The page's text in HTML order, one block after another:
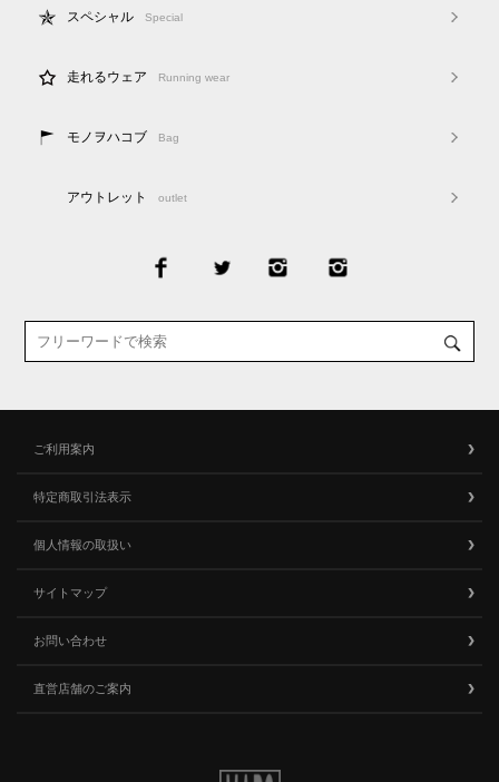
スペシャル Special
走れるウェア Running wear
モノヲハコブ Bag
アウトレット outlet
ご利用案内
特定商取引法表示
個人情報の取扱い
サイトマップ
お問い合わせ
直営店舗のご案内